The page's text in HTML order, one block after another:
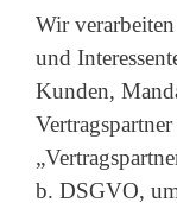
Wir
und
Kunden,
b. DSGVO,